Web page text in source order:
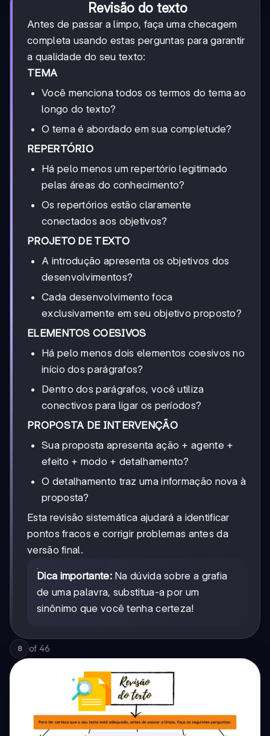
Revisão do texto
Antes de passar a limpo, faça uma checagem
completa usando estas perguntas para garantir
a qualidade do seu texto:
TEMA
Você menciona todos os termos do tema ao
longo do texto?
O tema é abordado em sua completude?
REPERTÓRIO
Há pelo menos um repertório legitimado
pelas áreas do conhecimento?
Os repertórios estão claramente
conectados aos objetivos?
PROJETO DE TEXTO
A introdução apresenta os objetivos dos
desenvolvimentos?
Cada desenvolvimento foca
exclusivamente em seu objetivo proposto?
ELEMENTOS COESIVOS
Há pelo menos dois elementos coesivos no
início dos parágrafos?
Dentro dos parágrafos, você utiliza
conectivos para ligar os períodos?
PROPOSTA DE INTERVENÇÃO
Sua proposta apresenta ação + agente +
efeito + modo + detalhamento?
O detalhamento traz uma informação nova à
proposta?
Esta revisão sistemática ajudará a identificar
pontos fracos e corrigir problemas antes da
versão final.
Dica importante:Na dúvida sobre a grafia
de uma palavra, substitua-a por um
sinônimo que você tenha certeza!
8 of 46